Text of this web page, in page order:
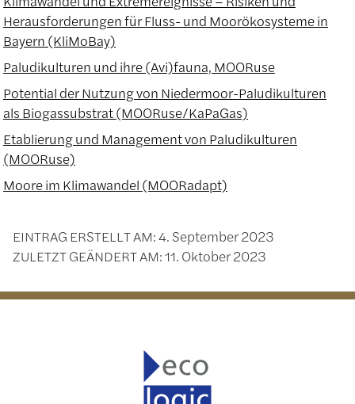
Herausforderungen für Fluss- und Moorökosysteme in
Bayern (KliMoBay)
Paludikulturen und ihre (Avi)fauna, MOORuse
Potential der Nutzung von Niedermoor-Paludikulturen
als Biogassubstrat (MOORuse/KaPaGas)
Etablierung und Management von Paludikulturen
(MOORuse)
Moore im Klimawandel (MOORadapt)
EINTRAG ERSTELLT AM:4. September 2023
ZULETZT GEÄNDERT AM:11. Oktober 2023